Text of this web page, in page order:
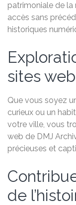
patrimoniale de la
accès sans
historiques
sites web
Que vous soyez
curieux ou un
votre ville, vous
web de DMJ
précieuses et
de